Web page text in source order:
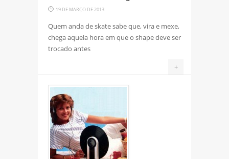
19 DE MARÇO DE 2013
Quem anda de skate sabe que, vira e mexe,
chega aquela hora em que o shape deve ser
trocado antes
+